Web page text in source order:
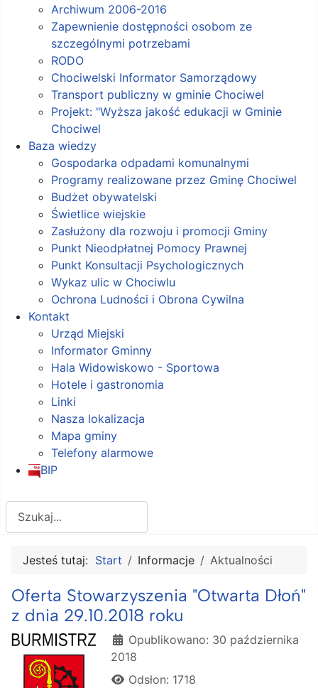
Archiwum 2006-2016
Zapewnienie dostępności osobom ze
szczególnymi potrzebami
RODO
Chociwelski Informator Samorządowy
Transport publiczny w gminie Chociwel
Projekt: "Wyższa jakość edukacji w Gminie
Chociwel
Baza wiedzy
Gospodarka odpadami komunalnymi
Programy realizowane przez Gminę Chociwel
Budżet obywatelski
Świetlice wiejskie
Zasłużony dla rozwoju i promocji Gminy
Punkt Nieodpłatnej Pomocy Prawnej
Punkt Konsultacji Psychologicznych
Wykaz ulic w Chociwlu
Ochrona Ludności i Obrona Cywilna
Kontakt
Urząd Miejski
Informator Gminny
Hala Widowiskowo - Sportowa
Hotele i gastronomia
Linki
Nasza lokalizacja
Mapa gminy
Telefony alarmowe
BIP
Jesteś tutaj: Start Informacje Aktualności
Oferta Stowarzyszenia "Otwarta Dłoń"
z dnia 29.10.2018 roku
Szczegóły
Opublikowano: 30 października
2018
Odsłon: 1718